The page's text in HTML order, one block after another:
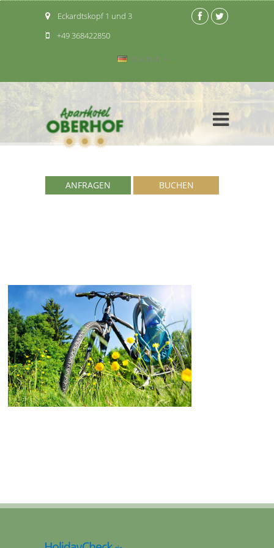
Eckardtskopf 1 und 3
+49 368422850
Deutsch
ANFRAGEN